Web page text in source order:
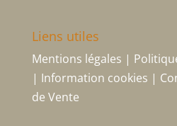
Liens utiles
Mentions légales |
| Information cookies |
de Vente